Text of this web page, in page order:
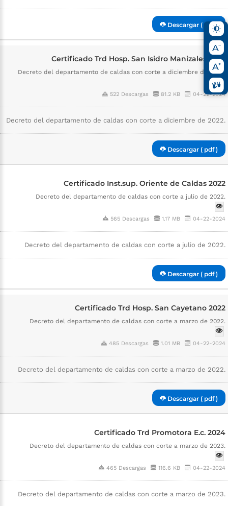
Descargar ( pdf )
Certificado Trd Hosp. San Isidro Manizales 2023
Decreto del departamento de caldas con corte a diciembre de 2022.
522 Descargas 81.2 KB 04-22-2024
Decreto del departamento de caldas con corte a diciembre de 2022.
Descargar ( pdf )
Certificado Inst.sup. Oriente de Caldas 2022
Decreto del departamento de caldas con corte a julio de 2022.
565 Descargas 1.17 MB 04-22-2024
Decreto del departamento de caldas con corte a julio de 2022.
Descargar ( pdf )
Certificado Trd Hosp. San Cayetano 2022
Decreto del departamento de caldas con corte a marzo de 2022.
485 Descargas 1.01 MB 04-22-2024
Decreto del departamento de caldas con corte a marzo de 2022.
Descargar ( pdf )
Certificado Trd Promotora E.c. 2024
Decreto del departamento de caldas con corte a marzo de 2023.
465 Descargas 116.6 KB 04-22-2024
Decreto del departamento de caldas con corte a marzo de 2023.